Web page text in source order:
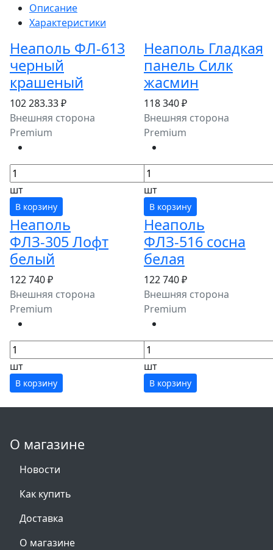
Описание
Характеристики
Неаполь ФЛ-613
черный
крашеный
102 283.33 ₽
Внешняя сторона
Premium
шт
В корзину
Неаполь Гладкая
панель Силк
жасмин
118 340 ₽
Внешняя сторона
Premium
шт
В корзину
Неаполь
ФЛЗ-305 Лофт
белый
122 740 ₽
Внешняя сторона
Premium
шт
В корзину
Неаполь
ФЛЗ-516 сосна
белая
122 740 ₽
Внешняя сторона
Premium
шт
В корзину
О магазине
Новости
Как купить
Доставка
О магазине